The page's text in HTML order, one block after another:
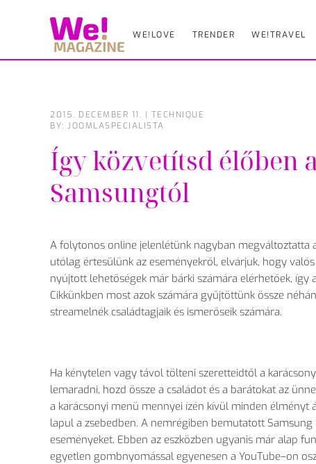
WE!LOVE TRENDER WE!TRAVEL
2015. DECEMBER 11. | TECHNIQUE
BY: JOOMLASPECIALISTA
Így közvetítsd élőben
Samsungtól
A folytonos online jelenlétünk nagyban megváltoztatta
utólag értesülünk az eseményekről, elvárjuk, hogy
nyújtott lehetőségek már bárki számára elérhetőek,
Cikkünkben most azok számára gyűjtöttünk össze
streamelnék családtagjaik és ismerőseik számára.
Ha kénytelen vagy távol tölteni szeretteidtől a
lemaradni, hozd össze a családot és a barátokat az
a karácsonyi menü mennyei ízén kívül minden élményt
lapul a zsebedben. A nemrégiben bemutatott
eseményeket. Ebben az eszközben ugyanis már alap
egyetlen gombnyomással egyenesen a YouTube–on